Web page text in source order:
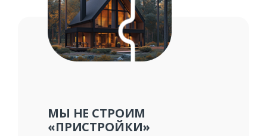
Ваш телефон*
МЫ НЕ СТРОИМ
«ПРИСТРОЙКИ»